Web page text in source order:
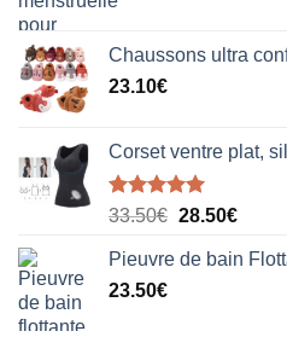
était :
est :
Chaussons ultra
23.10€
Corset ventre plat,
Note5.00
33.50€ Le
initial
28.50€Le
actuel
Pieuvre de bain
23.50€